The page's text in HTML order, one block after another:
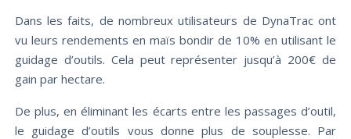
Dans les faits, de nombreux utilisateurs de DynaTrac ont
vu leurs rendements en maïs bondir de 10% en utilisant le
guidage d’outils. Cela peut représenter jusqu’à 200€ de
gain par hectare.
De plus, en éliminant les écarts entre les passages d’outil,
le guidage d’outils vous donne plus de souplesse. Par